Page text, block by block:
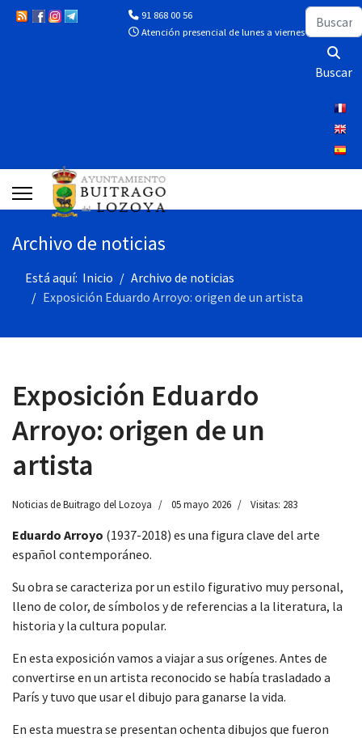
91 868 00 56
Atención presencial de lunes a viernes de 10:00 a
Buscar
Buscar
Archivo de noticias
Está aquí: Inicio
Archivo de noticias
Exposición Eduardo Arroyo: origen de un artista
Exposición Eduardo
Arroyo: origen de un
artista
Noticias de Buitrago del Lozoya 05 mayo 2026 Visitas: 283
Eduardo Arroyo (1937-2018) es una figura clave del arte
español contemporáneo.
Su obra se caracteriza por un estilo figurativo muy personal,
lleno de color, de símbolos y de referencias a la literatura, la
historia y la cultura popular.
En esta exposición vamos a viajar a sus orígenes. Antes de
convertirse en un artista reconocido se había trasladado a
París y tuvo que usar el dibujo para ganarse la vida.
En esta muestra se presentan ochenta dibujos que fueron